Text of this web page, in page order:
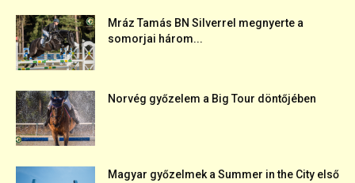
Mráz Tamás BN Silverrel megnyerte a
somorjai három...
Norvég győzelem a Big Tour döntőjében
Magyar győzelmek a Summer in the City első